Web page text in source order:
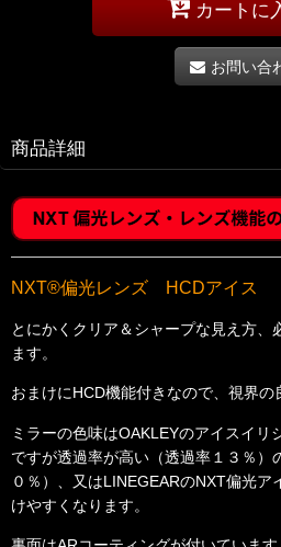
カートに
お問い合
商品詳細
NXT®偏光レンズ HCDアイス
とにかくクリア＆シャープな見え方、
ます。
おまけにHCD機能付きなので、視界の
ミラーの色味はOAKLEYのアイスイリ
ですが透過率が高い（透過率１３％）
０％）、又はLINEGEARのNXT偏光ア
けやすくなります。